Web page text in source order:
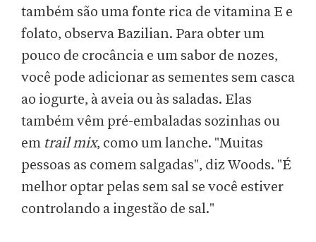
também são uma fonte rica de vitamina E e
folato, observa Bazilian. Para obter um
pouco de crocância e um sabor de nozes,
você pode adicionar as sementes sem casca
ao iogurte, à aveia ou às saladas. Elas
também vêm pré-embaladas sozinhas ou
em trail mix, como um lanche. "Muitas
pessoas as comem salgadas", diz Woods. "É
melhor optar pelas sem sal se você estiver
controlando a ingestão de sal."